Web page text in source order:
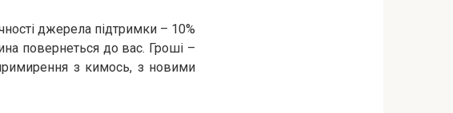
джерела підтримки – 10%
повернеться до вас. Гроші –
з кимось, з новими